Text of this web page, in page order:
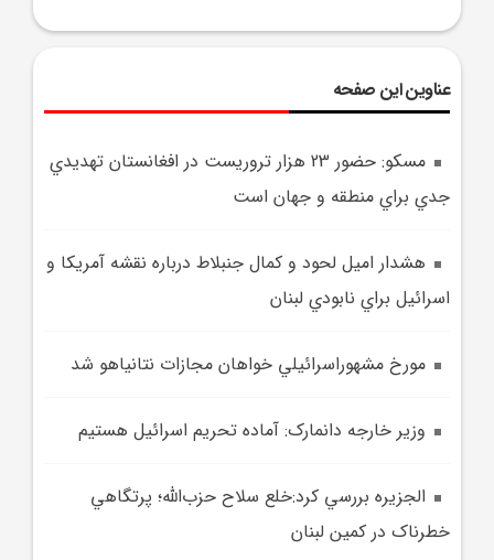
عناوین این صفحه
مسکو: حضور 23 هزار تروريست در افغانستان تهديدي
جدي براي منطقه و جهان است
هشدار اميل لحود و کمال جنبلاط درباره نقشه آمريکا و
اسرائيل براي نابودي لبنان
مورخ مشهوراسرائيلي خواهان مجازات نتانياهو شد
وزير خارجه دانمارک: آماده تحريم اسرائيل هستيم
الجزيره بررسي کرد:خلع سلاح حزب‌الله؛ پرتگاهي
خطرناک در کمين لبنان